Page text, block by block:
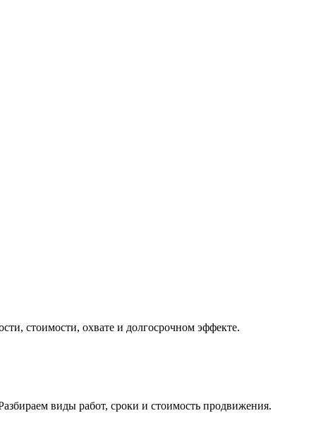
стоимости, охвате и долгосрочном эффекте.
виды работ, сроки и стоимость продвижения.